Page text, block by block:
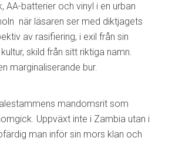
AA-batterier och vinyl i en urban
när läsaren ser med diktjagets
av rasifiering, i exil från sin
skild från sitt riktiga namn.
marginaliserande bur.
mandomsrit som
Uppväxt inte i Zambia utan i
man inför sin mors klan och